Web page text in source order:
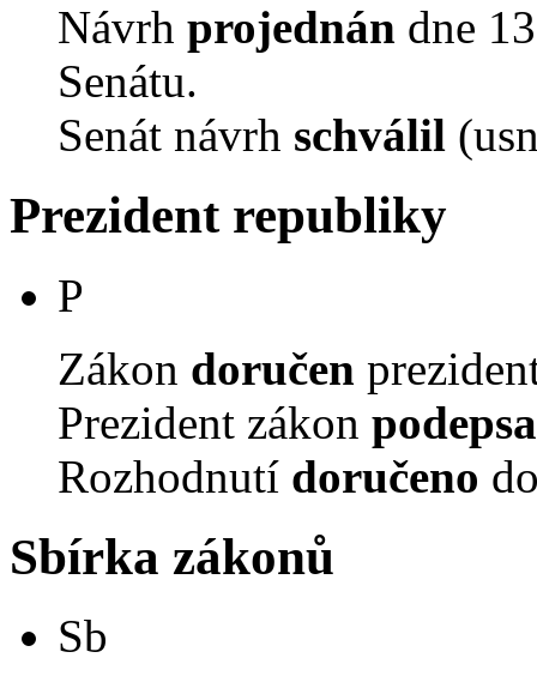
Návrh projednán dne
Senátu.
Senát návrh schválil
Prezident republiky
P
Zákon doručen
Prezident zákon
Rozhodnutí doručeno
Sbírka zákonů
Sb